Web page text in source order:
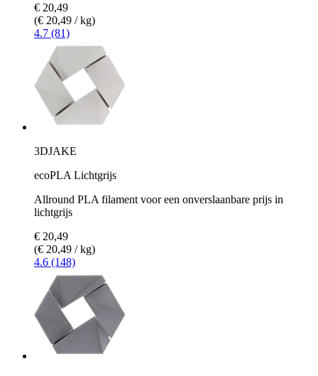
€ 20,49
(€ 20,49 / kg)
4.7 (81)
3DJAKE
ecoPLA Lichtgrijs
Allround PLA filament voor een onverslaanbare prijs in
lichtgrijs
€ 20,49
(€ 20,49 / kg)
4.6 (148)